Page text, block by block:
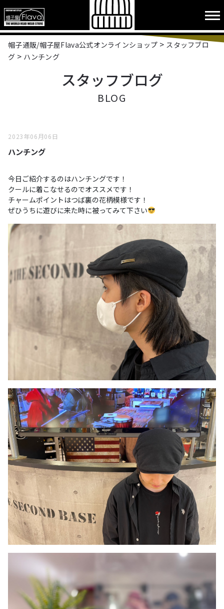
帽子通販/帽子屋Flava公式オンラインショップ > スタッフブロ
グ > ハンチング
スタッフブログ
BLOG
2023年06月06日
ハンチング
今日ご紹介するのはハンチングです！
クールに着こなせるのでオススメです！
チャームポイントはつば裏の花柄模様です！
ぜひうちに遊びに来た時に被ってみて下さい